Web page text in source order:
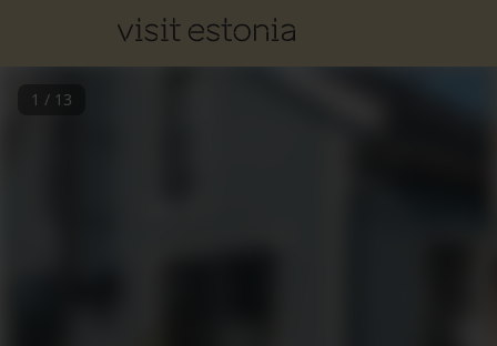
1 / 13